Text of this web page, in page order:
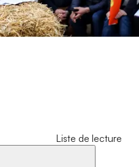
Liste de lecture